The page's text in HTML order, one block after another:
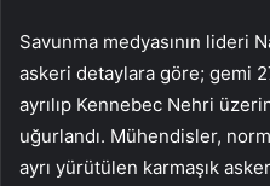
Savunma medyasının lideri
askeri detaylara göre; gemi
ayrılıp Kennebec Nehri
uğurlandı. Mühendisler,
ayrı yürütülen karmaşık